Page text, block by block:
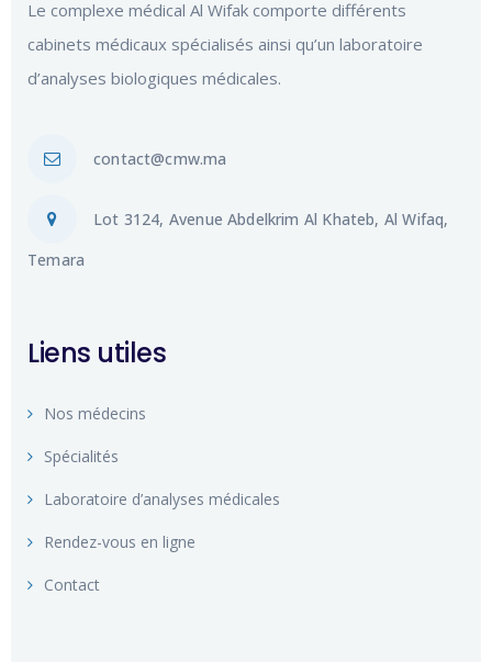
Le complexe médical Al Wifak comporte différents
cabinets médicaux spécialisés ainsi qu’un laboratoire
d’analyses biologiques médicales.
contact@cmw.ma
Lot 3124, Avenue Abdelkrim Al Khateb, Al Wifaq,
Temara
Liens utiles
Nos médecins
Spécialités
Laboratoire d’analyses médicales
Rendez-vous en ligne
Contact